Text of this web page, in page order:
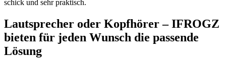
schick und sehr praktisch.
Lautsprecher oder Kopfhörer – IFROGZ
bieten für jeden Wunsch die passende
Lösung